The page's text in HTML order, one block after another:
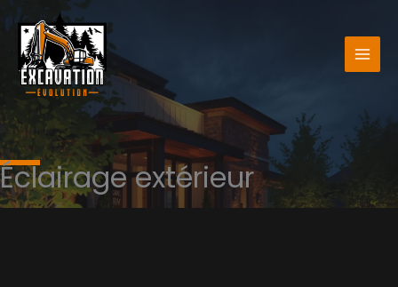
contenu
Éclairage extérieur